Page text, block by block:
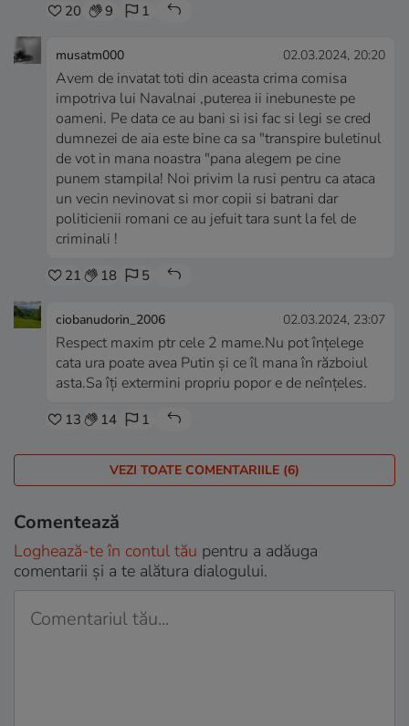
20 9 1
musatm000 02.03.2024, 20:20
Avem de invatat toti din aceasta crima comisa
impotriva lui Navalnai ,puterea ii inebuneste pe
oameni. Pe data ce au bani si isi fac si legi se cred
dumnezei de aia este bine ca sa "transpire buletinul
de vot in mana noastra "pana alegem pe cine
punem stampila! Noi privim la rusi pentru ca ataca
un vecin nevinovat si mor copii si batrani dar
politicienii romani ce au jefuit tara sunt la fel de
criminali !
21 18 5
ciobanudorin_2006 02.03.2024, 23:07
Respect maxim ptr cele 2 mame.Nu pot înțelege
cata ura poate avea Putin și ce îl mana în războiul
asta.Sa îți extermini propriu popor e de neînțeles.
13 14 1
VEZI TOATE COMENTARIILE (6)
Comentează
Loghează-te în contul tău pentru a adăuga
comentarii și a te alătura dialogului.